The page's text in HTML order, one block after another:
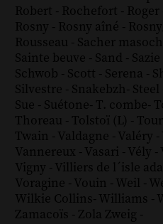
Robert - Rochefort - Roger
Rosny - Rosny aîné -
Rousseau - Sacher masoch
Sainte beuve - Sand - Sazie
Schwob - Scott - Serena -
Silvestre - Snakebzh- Steel
Sue - Suétone- T. combe-
Thoreau - Tolstoï (L) -
Twain - Valdagne - Valéry -
Vannereux - Vasari - Vély -
Vigny - Villiers de l´isle
Voragine - Vouin - Weil -
Wilkie Collins- Williams -
Zamacoïs - Zola Zweig -